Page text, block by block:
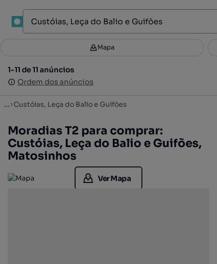
Filtros 3
1-11 de 11 anúncios
Ordem dos anúncios
Mapa
1-11 de 11 anúncios
Ordem dos anúncios
... Custóias, Leça do Balio e Guifões
Moradias T2 para comprar:
Custóias, Leça do Balio e Guifões,
Matosinhos
Ver Mapa